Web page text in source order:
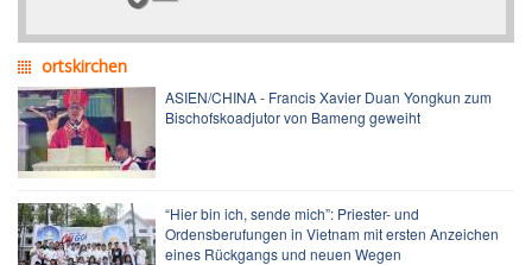
ortskirchen
ASIEN/CHINA - Francis Xavier Duan Yongkun zum
Bischofskoadjutor von Bameng geweiht
“Hier bin ich, sende mich”: Priester- und
Ordensberufungen in Vietnam mit ersten Anzeichen
eines Rückgangs und neuen Wegen